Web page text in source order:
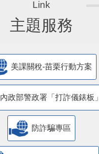
主題服務
美課關稅-苗栗行動方案
內政部警政署「打詐儀錶板」
防詐騙專區